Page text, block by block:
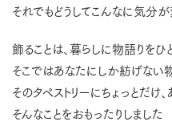
それでもどうしてこんなに気分
飾ることは、暮らしに物語りを
そこではあなたにしか紡げない
そのタペストリーにちょっとだけ
そんなことをおもったりしました